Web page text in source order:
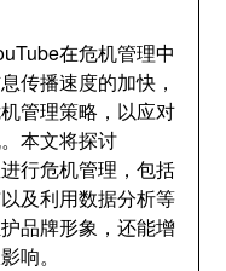
在危机管理中
传播速度的加快，
管理策略，以应对
本文将探讨
行危机管理，包括
及利用数据分析等
品牌形象，还能增
响。